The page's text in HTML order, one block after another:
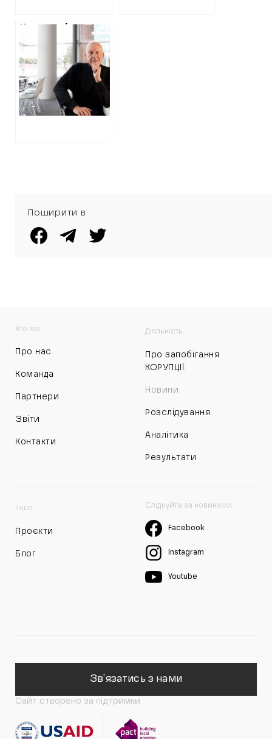
Норман Фостер
та новий генплан
Харкова: як
готуються
змінити місто
Поширити в
Хто ми
Про нас
Команда
Партнери
Звіти
Контакти
Діяльність
Про запобігання
КОРУПЦІЇ:
Новини
Розслідування
Аналітика
Результати
Інше
Проєкти
Блог
Слідкуйте за новинами
Facebook
Instagram
Youtube
Зв'язатись з нами
Сайт створено за підтримки